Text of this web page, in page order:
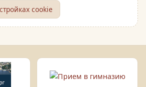
cookie